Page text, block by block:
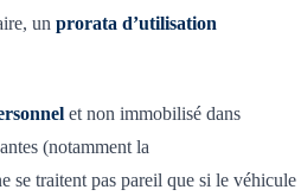
un prorata d’utilisation
et non immobilisé dans
(notamment la
se traitent pas pareil que si le véhicule